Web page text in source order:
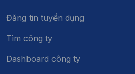
Đăng tin tuyển dụng
Tìm công ty
Dashboard công ty